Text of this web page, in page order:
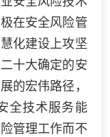
在安全风险管
化建设上攻坚
十大确定的安
的宏伟路径，
全技术服务能
管理工作而不